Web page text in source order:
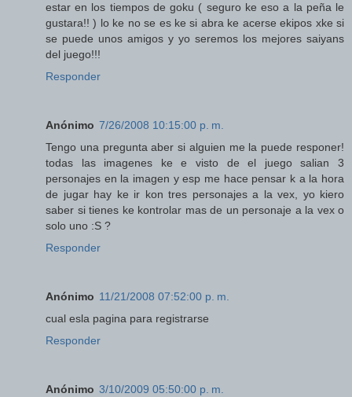
estar en los tiempos de goku ( seguro ke eso a la peña le
gustara!! ) lo ke no se es ke si abra ke acerse ekipos xke si
se puede unos amigos y yo seremos los mejores saiyans
del juego!!!
Responder
Anónimo 7/26/2008 10:15:00 p. m.
Tengo una pregunta aber si alguien me la puede responer!
todas las imagenes ke e visto de el juego salian 3
personajes en la imagen y esp me hace pensar k a la hora
de jugar hay ke ir kon tres personajes a la vex, yo kiero
saber si tienes ke kontrolar mas de un personaje a la vex o
solo uno :S ?
Responder
Anónimo 11/21/2008 07:52:00 p. m.
cual esla pagina para registrarse
Responder
Anónimo 3/10/2009 05:50:00 p. m.